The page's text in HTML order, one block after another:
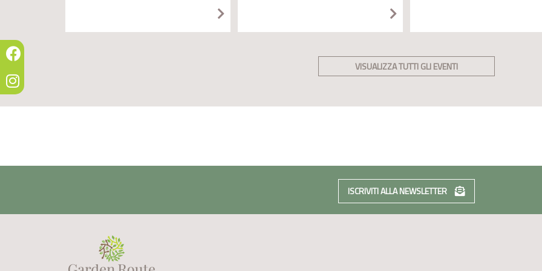
VISUALIZZA TUTTI GLI EVENTI
ISCRIVITI ALLA NEWSLETTER